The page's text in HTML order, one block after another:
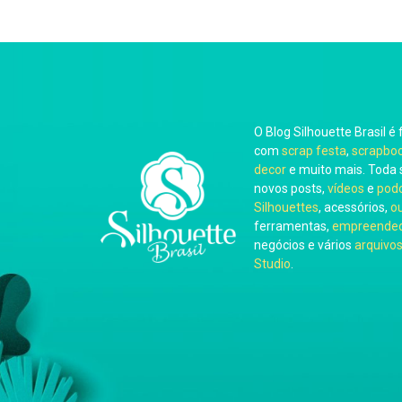
O Blog Silhouette Brasil
com scrap festa,
decore muito mais. Toda
novos posts, vídeos e
Silhouettes, acessórios,
ferramentas,
negócios e vários
Studio